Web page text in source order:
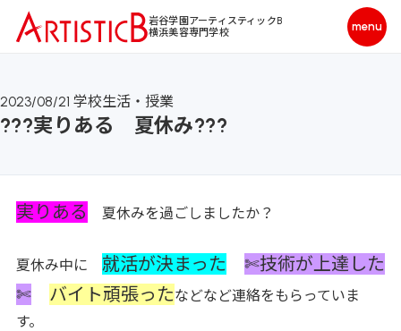
岩谷学園アーティスティックB
横浜美容専門学校
2023/08/21 学校生活・授業
???実りある 夏休み???
実りある 夏休みを過ごしましたか？
夏休み中に 就活が決まった
✄技術が上達した
✄
バイト頑張ったなどなど連絡をもらっていま
す。